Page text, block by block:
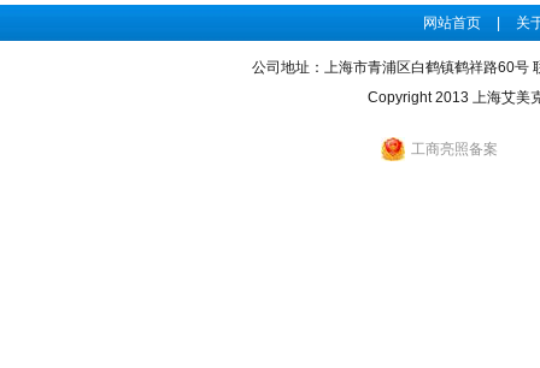
网站首页 关
公司地址：上海市青浦区白鹤镇鹤祥路60号
Copyright 2013 上海艾美
工商亮照备案